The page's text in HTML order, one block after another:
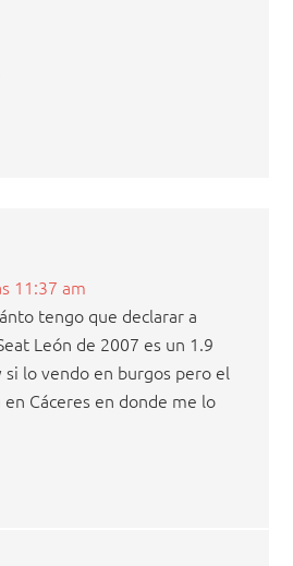
11:37 am
tengo que declarar a
León de 2007 es un 1.9
si lo vendo en burgos pero el
Cáceres en donde me lo